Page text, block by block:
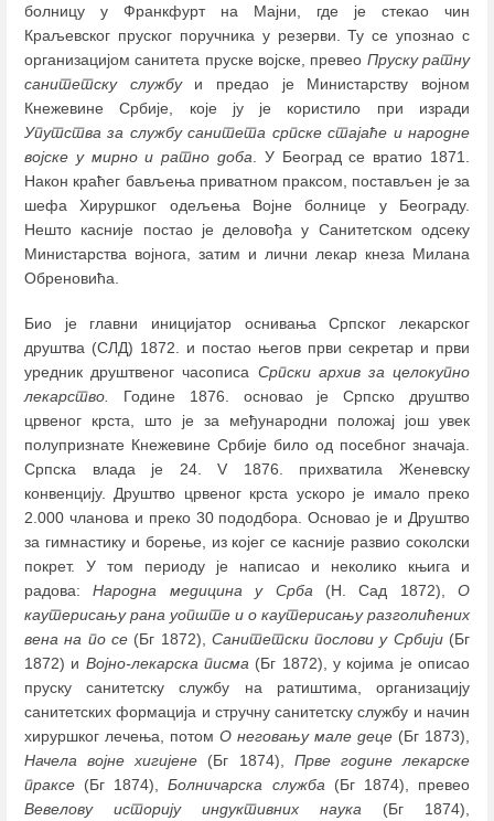
болницу у Франкфурт на Мајни, где је стекао чин
Краљевског пруског поручника у резерви. Ту се упознао с
организацијом санитета пруске војске, превео Пруску ратну
санитетску службуи предао је Министарству војном
Кнежевине Србије, које ју је користило при изради
Упутства за службу санитета српске стајаће и народне
војске у мирно и ратно доба . У Београд се вратио 1871.
Након краћег бављења приватном праксом, постављен је за
шефа Хируршког одељења Војне болнице у Београду.
Нешто касније постао је деловођа у Санитетском одсеку
Министарства војнога, затим и лични лекар кнеза Милана
Обреновића.
Био је главни иницијатор оснивања Српског лекарског
друштва (СЛД) 1872. и постао његов први секретар и први
уредник друштвеног часописа Српски архив за целокупно
лекарство.
Године 1876. основао је Српско друштво
црвеног крста, што је за међународни положај још увек
полупризнате Кнежевине Србије било од посебног значаја.
Српска влада је 24. V 1876. прихватила Женевску
конвенцију. Друштво црвеног крста ускоро је имало преко
2.000 чланова и преко 30 пододбора. Основао је и Друштво
за гимнастику и борење, из којег се касније развио соколски
покрет. У том периоду је написао и неколико књига и
радова:Народна медицина у Срба (Н. Сад 1872), О
каутерисању рана уопште и о каутерисању разголићених
вена на по се(Бг 1872), Санитетски послови у Србији(Бг
1872) и Војно-лекарска писма (Бг 1872), у којима је описао
пруску санитетску службу на ратиштима, организацију
санитетских формација и стручну санитетску службу и начин
хируршког лечења, потом О неговању мале деце (Бг 1873),
Начела војне хигијене (Бг 1874), Прве године лекарске
праксе (Бг 1874),Болничарска служба (Бг 1874), превео
Вевелову историју индуктивних наука (Бг 1874),